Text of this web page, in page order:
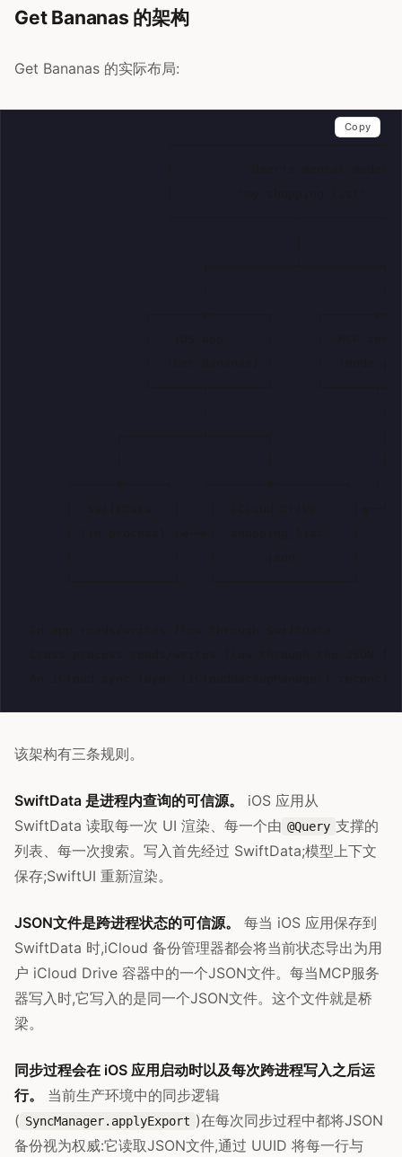
Get Bananas 的架构
Get Bananas 的实际布局:
Copy
该架构有三条规则。
SwiftData 是进程内查询的可信源。
iOS 应用从
SwiftData 读取每一次 UI 渲染、每一个由 @Query 支撑的
列表、每一次搜索。写入首先经过 SwiftData;模型上下文
保存;SwiftUI 重新渲染。
JSON文件是跨进程状态的可信源。
每当 iOS 应用保存到
SwiftData 时,iCloud 备份管理器都会将当前状态导出为用
户 iCloud Drive 容器中的一个JSON文件。每当MCP服务
器写入时,它写入的是同一个JSON文件。这个文件就是桥
梁。
同步过程会在 iOS 应用启动时以及每次跨进程写入之后运
行。
当前生产环境中的同步逻辑
( SyncManager.applyExport )在每次同步过程中都将JSON
备份视为权威:它读取JSON文件,通过 UUID 将每一行与